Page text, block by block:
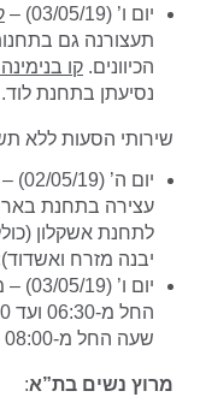
יום ו’ (03/05/19) –
תעצורנה גם
הכיוונים. קו
נסיעתן בתחנת לוד.
שירותי הסעות ללא
לתחנת אשקלון
יבנה מזרח ואשדוד): בשעות
יום
שעה החל מ-08:00 ועד 17:00.
מרוץ נשים בת”א: